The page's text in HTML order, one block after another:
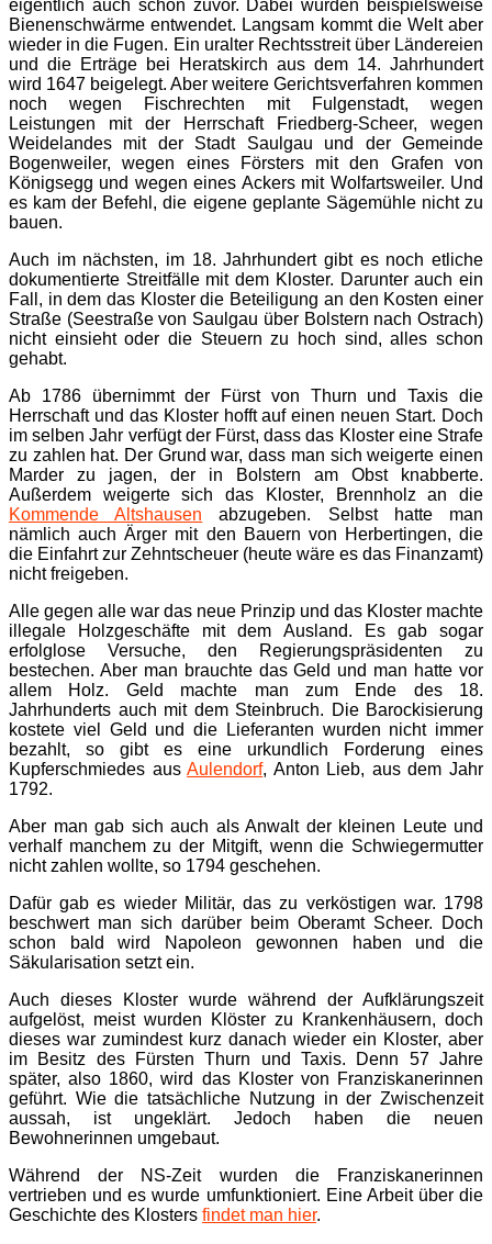
eigentlich auch schon zuvor. Dabei wurden beispielsweise
Bienenschwärme entwendet. Langsam kommt die Welt aber
wieder in die Fugen. Ein uralter Rechtsstreit über Ländereien
und die Erträge bei Heratskirch aus dem 14. Jahrhundert
wird 1647 beigelegt. Aber weitere Gerichtsverfahren kommen
noch wegen Fischrechten mit Fulgenstadt, wegen
Leistungen mit der Herrschaft Friedberg-Scheer, wegen
Weidelandes mit der Stadt Saulgau und der Gemeinde
Bogenweiler, wegen eines Försters mit den Grafen von
Königsegg und wegen eines Ackers mit Wolfartsweiler. Und
es kam der Befehl, die eigene geplante Sägemühle nicht zu
bauen.
Auch im nächsten, im 18. Jahrhundert gibt es noch etliche
dokumentierte Streitfälle mit dem Kloster. Darunter auch ein
Fall, in dem das Kloster die Beteiligung an den Kosten einer
Straße (Seestraße von Saulgau über Bolstern nach Ostrach)
nicht einsieht oder die Steuern zu hoch sind, alles schon
gehabt.
Ab 1786 übernimmt der Fürst von Thurn und Taxis die
Herrschaft und das Kloster hofft auf einen neuen Start. Doch
im selben Jahr verfügt der Fürst, dass das Kloster eine Strafe
zu zahlen hat. Der Grund war, dass man sich weigerte einen
Marder zu jagen, der in Bolstern am Obst knabberte.
Außerdem weigerte sich das Kloster, Brennholz an die
Kommende Altshausen abzugeben. Selbst hatte man
nämlich auch Ärger mit den Bauern von Herbertingen, die
die Einfahrt zur Zehntscheuer (heute wäre es das Finanzamt)
nicht freigeben.
Alle gegen alle war das neue Prinzip und das Kloster machte
illegale Holzgeschäfte mit dem Ausland. Es gab sogar
erfolglose Versuche, den Regierungspräsidenten zu
bestechen. Aber man brauchte das Geld und man hatte vor
allem Holz. Geld machte man zum Ende des 18.
Jahrhunderts auch mit dem Steinbruch. Die Barockisierung
kostete viel Geld und die Lieferanten wurden nicht immer
bezahlt, so gibt es eine urkundlich Forderung eines
Kupferschmiedes ausAulendorf, Anton Lieb, aus dem Jahr
1792.
Aber man gab sich auch als Anwalt der kleinen Leute und
verhalf manchem zu der Mitgift, wenn die Schwiegermutter
nicht zahlen wollte, so 1794 geschehen.
Dafür gab es wieder Militär, das zu verköstigen war. 1798
beschwert man sich darüber beim Oberamt Scheer. Doch
schon bald wird Napoleon gewonnen haben und die
Säkularisation setzt ein.
Auch dieses Kloster wurde während der Aufklärungszeit
aufgelöst, meist wurden Klöster zu Krankenhäusern, doch
dieses war zumindest kurz danach wieder ein Kloster, aber
im Besitz des Fürsten Thurn und Taxis. Denn 57 Jahre
später, also 1860, wird das Kloster von Franziskanerinnen
geführt. Wie die tatsächliche Nutzung in der Zwischenzeit
aussah, ist ungeklärt. Jedoch haben die neuen
Bewohnerinnen umgebaut.
Während der NS-Zeit wurden die Franziskanerinnen
vertrieben und es wurde umfunktioniert. Eine Arbeit über die
Geschichte des Klosters findet man hier.